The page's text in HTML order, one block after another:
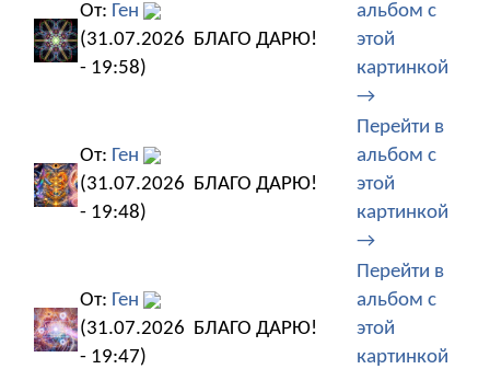
От: Ген
(31.07.2026
- 19:58)
БЛАГО ДАРЮ!
альбом с
этой
картинкой
→
От: Ген
(31.07.2026
- 19:48)
БЛАГО ДАРЮ!
Перейти в
альбом с
этой
картинкой
→
От: Ген
(31.07.2026
- 19:47)
БЛАГО ДАРЮ!
Перейти в
альбом с
этой
картинкой